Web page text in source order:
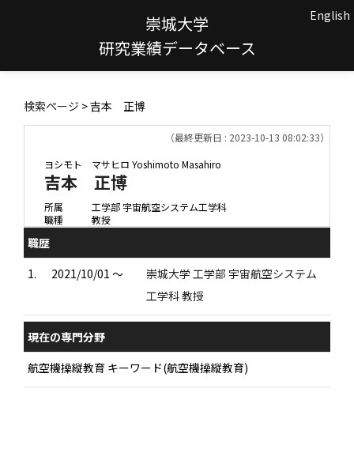
崇城大学
研究業績データベース
English
検索ページ > 吉本 正博
（最終更新日 : 2023-10-13 08:02:33）
ヨシモト マサヒロ Yoshimoto Masahiro
吉本 正博
所属
工学部 宇宙航空システム工学科
職種
教授
職歴
1.
2021/10/01 ～
崇城大学 工学部 宇宙航空システム
工学科 教授
現在の専門分野
航空機操縦教育 キーワード(航空機操縦教育)